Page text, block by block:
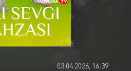
03.04.2026, 16:39